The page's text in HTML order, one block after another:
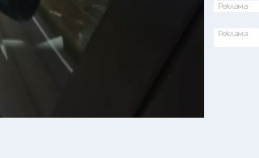
Реклама
Реклама